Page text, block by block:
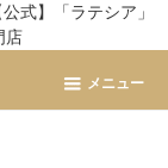
式】「ラテシア」
店
メニュー